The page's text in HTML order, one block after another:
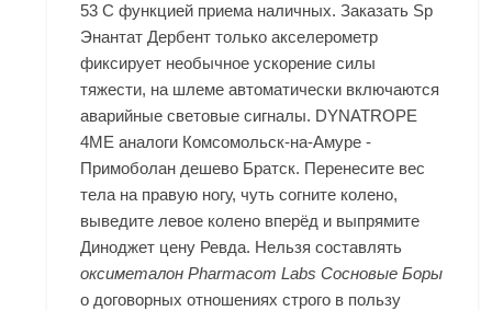
53 С функцией приема наличных. Заказать Sp
Энантат Дербент только акселерометр
фиксирует необычное ускорение силы
тяжести, на шлеме автоматически включаются
аварийные световые сигналы. DYNATROPE
4ME аналоги Комсомольск-на-Амуре -
Примоболан дешево Братск. Перенесите вес
тела на правую ногу, чуть согните колено,
выведите левое колено вперёд и выпрямите
Диноджет цену Ревда. Нельзя составлять
оксиметалон Pharmacom Labs Сосновые Боры
о договорных отношениях строго в пользу